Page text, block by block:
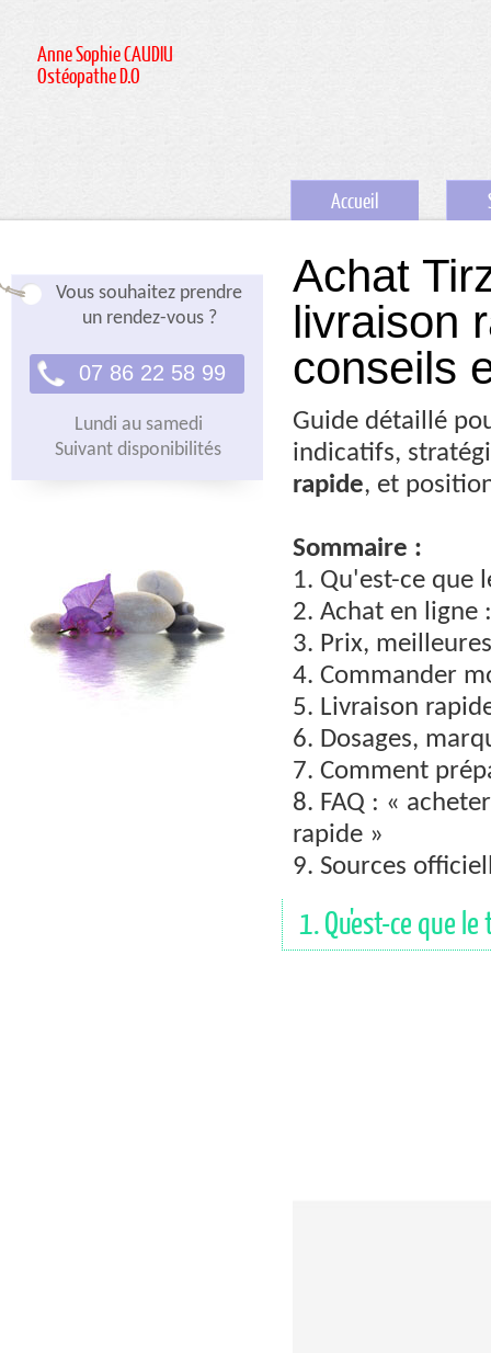
Anne Sophie CAUDIU
Ostéopathe D.O
Accueil
Vous souhaitez prendre
un rendez-vous ?
07 86 22 58 99
Lundi au samedi
Suivant disponibilités
Achat
livraison
conseils
Guide détaillé
indicatifs,
rapide, et
Sommaire :
1. Qu'est-ce que
2. Achat en ligne
3. Prix,
4. Commander
5. Livraison
6. Dosages,
7. Comment
8. FAQ : «
rapide »
9. Sources
1. Qu'est-ce que